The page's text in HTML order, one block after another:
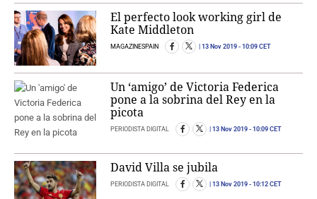
El perfecto look working girl de
Kate Middleton
MAGAZINESPAIN 13 Nov 2019 - 10:09 CET
Un ‘amigo’ de Victoria Federica
pone a la sobrina del Rey en la
picota
PERIODISTA DIGITAL 13 Nov 2019 - 10:09 CET
David Villa se jubila
PERIODISTA DIGITAL 13 Nov 2019 - 10:12 CET